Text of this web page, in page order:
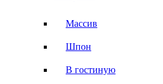
Массив
Шпон
В гостиную